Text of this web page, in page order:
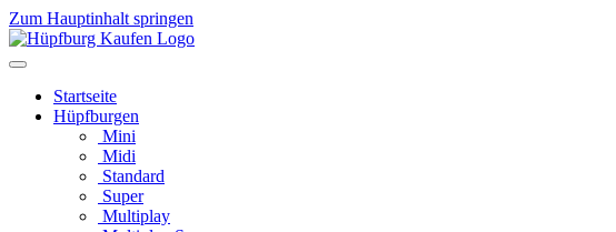
Zum Hauptinhalt springen
Startseite
Hüpfburgen
Mini
Midi
Standard
Super
Multiplay